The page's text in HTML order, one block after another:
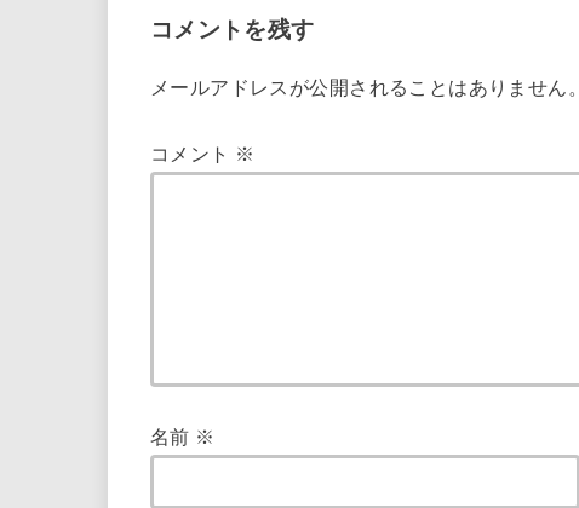
コメントを残す
メールアドレスが公開されることはありません。
コメント ※
名前 ※